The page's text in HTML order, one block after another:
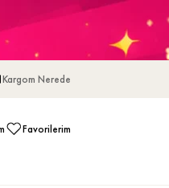
Kargom Nerede
Favorilerim